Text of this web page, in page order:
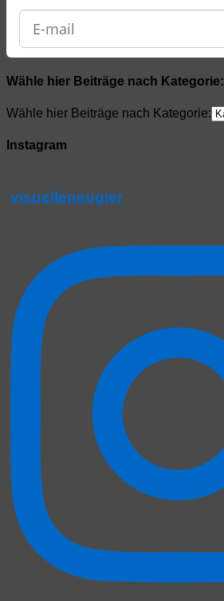
Wähle hier Beiträge nach Kategorie:
Wähle hier Beiträge nach Kategorie:
Instagram
visuelleneugier